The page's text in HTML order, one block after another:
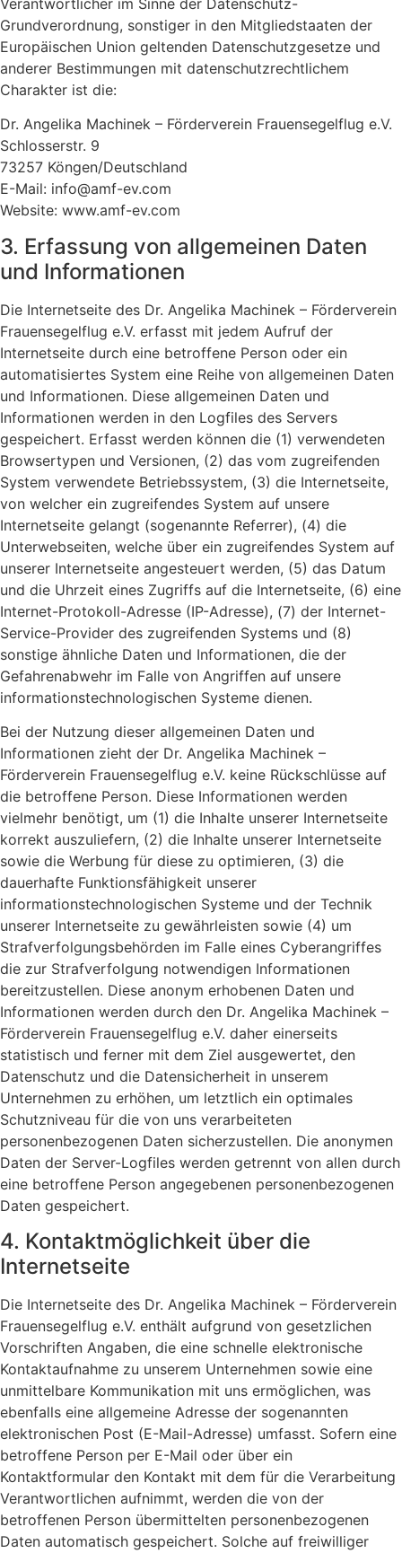
Grundverordnung, sonstiger in den Mitgliedstaaten der
Europäischen Union geltenden Datenschutzgesetze und
anderer Bestimmungen mit datenschutzrechtlichem
Charakter ist die:
Dr. Angelika Machinek – Förderverein Frauensegelflug e.V.
Schlosserstr. 9
73257 Köngen/Deutschland
E-Mail: info@amf-ev.com
Website: www.amf-ev.com
3. Erfassung von allgemeinen Daten
und Informationen
Die Internetseite des Dr. Angelika Machinek – Förderverein
Frauensegelflug e.V. erfasst mit jedem Aufruf der
Internetseite durch eine betroffene Person oder ein
automatisiertes System eine Reihe von allgemeinen Daten
und Informationen. Diese allgemeinen Daten und
Informationen werden in den Logfiles des Servers
gespeichert. Erfasst werden können die (1) verwendeten
Browsertypen und Versionen, (2) das vom zugreifenden
System verwendete Betriebssystem, (3) die Internetseite,
von welcher ein zugreifendes System auf unsere
Internetseite gelangt (sogenannte Referrer), (4) die
Unterwebseiten, welche über ein zugreifendes System auf
unserer Internetseite angesteuert werden, (5) das Datum
und die Uhrzeit eines Zugriffs auf die Internetseite, (6) eine
Internet-Protokoll-Adresse (IP-Adresse), (7) der Internet-
Service-Provider des zugreifenden Systems und (8)
sonstige ähnliche Daten und Informationen, die der
Gefahrenabwehr im Falle von Angriffen auf unsere
informationstechnologischen Systeme dienen.
Bei der Nutzung dieser allgemeinen Daten und
Informationen zieht der Dr. Angelika Machinek –
Förderverein Frauensegelflug e.V. keine Rückschlüsse auf
die betroffene Person. Diese Informationen werden
vielmehr benötigt, um (1) die Inhalte unserer Internetseite
korrekt auszuliefern, (2) die Inhalte unserer Internetseite
sowie die Werbung für diese zu optimieren, (3) die
dauerhafte Funktionsfähigkeit unserer
informationstechnologischen Systeme und der Technik
unserer Internetseite zu gewährleisten sowie (4) um
Strafverfolgungsbehörden im Falle eines Cyberangriffes
die zur Strafverfolgung notwendigen Informationen
bereitzustellen. Diese anonym erhobenen Daten und
Informationen werden durch den Dr. Angelika Machinek –
Förderverein Frauensegelflug e.V. daher einerseits
statistisch und ferner mit dem Ziel ausgewertet, den
Datenschutz und die Datensicherheit in unserem
Unternehmen zu erhöhen, um letztlich ein optimales
Schutzniveau für die von uns verarbeiteten
personenbezogenen Daten sicherzustellen. Die anonymen
Daten der Server-Logfiles werden getrennt von allen durch
eine betroffene Person angegebenen personenbezogenen
Daten gespeichert.
4. Kontaktmöglichkeit über die
Internetseite
Die Internetseite des Dr. Angelika Machinek – Förderverein
Frauensegelflug e.V. enthält aufgrund von gesetzlichen
Vorschriften Angaben, die eine schnelle elektronische
Kontaktaufnahme zu unserem Unternehmen sowie eine
unmittelbare Kommunikation mit uns ermöglichen, was
ebenfalls eine allgemeine Adresse der sogenannten
elektronischen Post (E-Mail-Adresse) umfasst. Sofern eine
betroffene Person per E-Mail oder über ein
Kontaktformular den Kontakt mit dem für die Verarbeitung
Verantwortlichen aufnimmt, werden die von der
betroffenen Person übermittelten personenbezogenen
Daten automatisch gespeichert. Solche auf freiwilliger